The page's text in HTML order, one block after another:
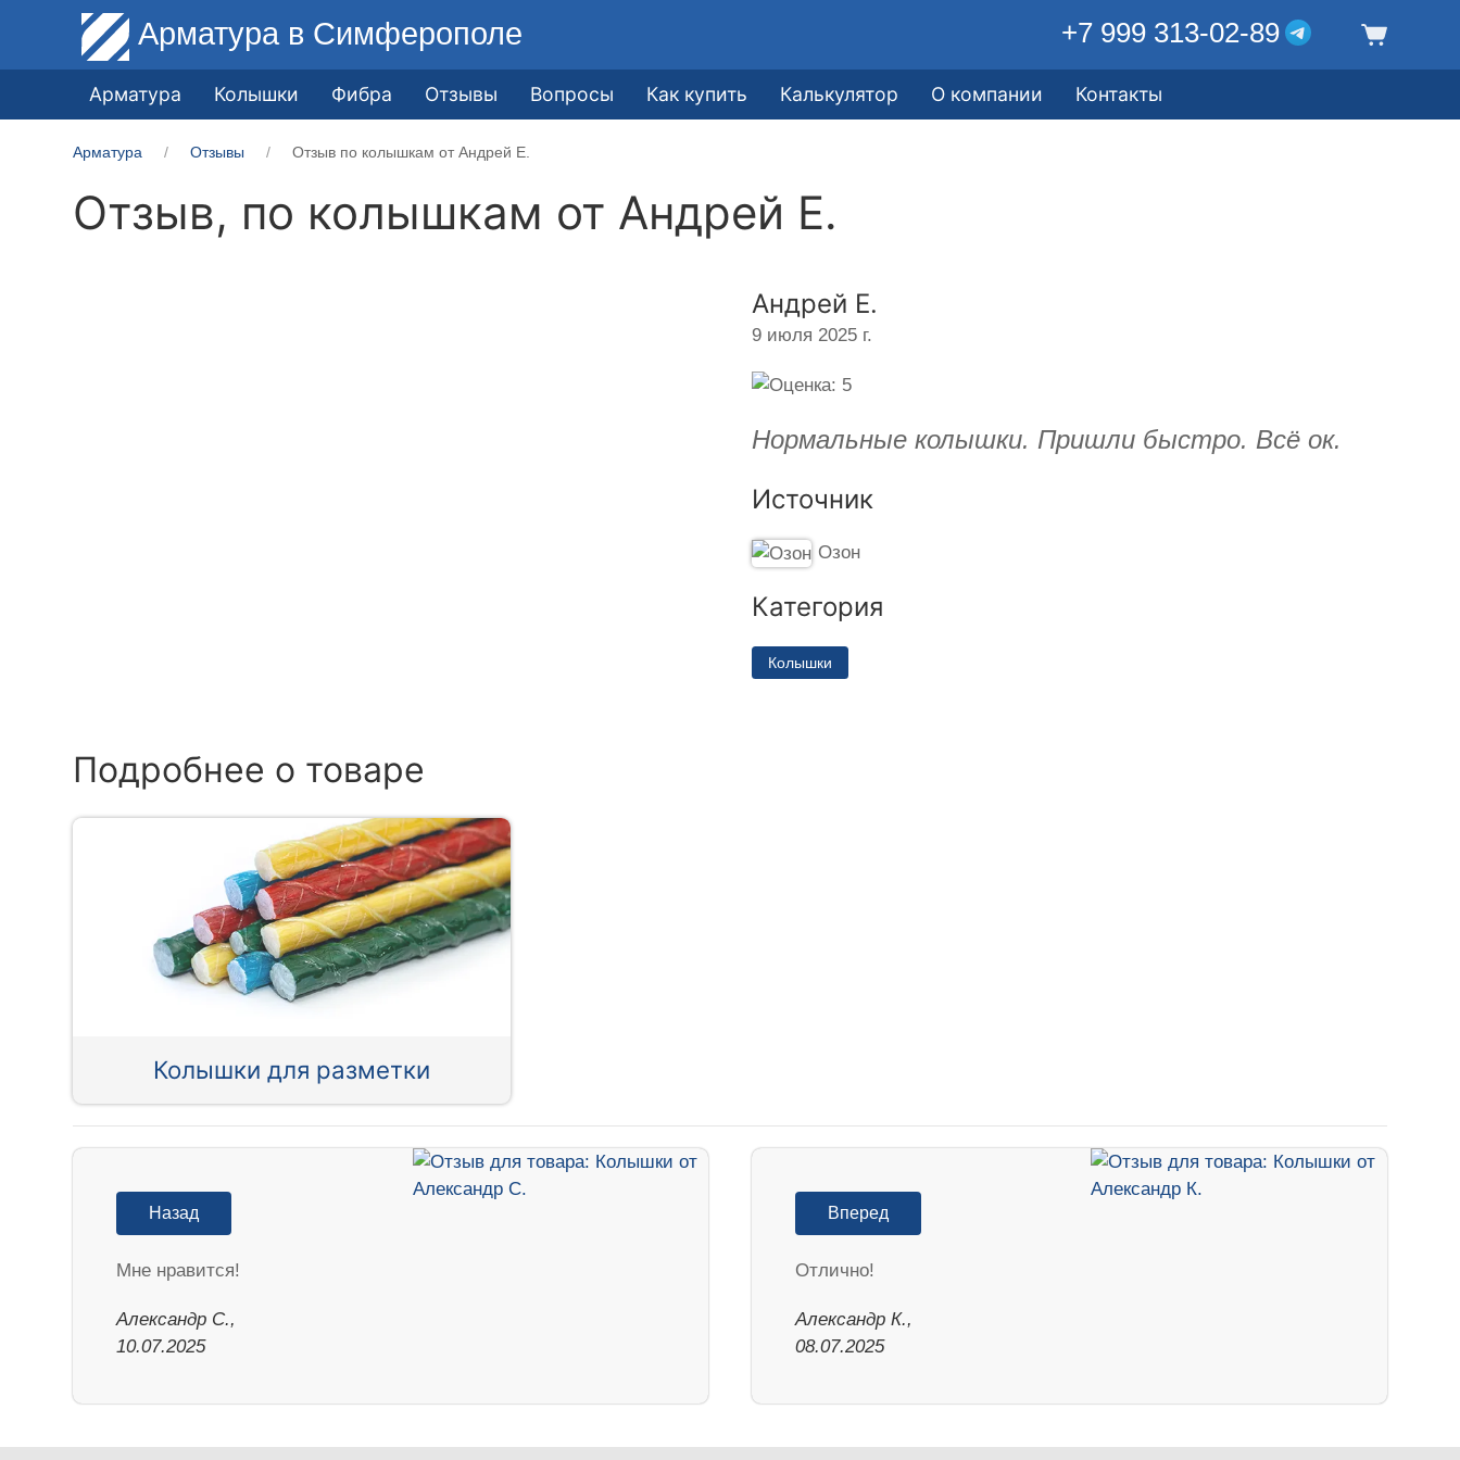
Арматура в Симферополе +7 999 313-02-89
Арматура Колышки Фибра Отзывы Вопросы Как купить Калькулятор О компании Контакты
Арматура Отзывы Отзыв по колышкам от Андрей Е.
Отзыв, по колышкам от Андрей Е.
Андрей Е.
9 июля 2025 г.
Нормальные колышки. Пришли быстро. Всё ок.
Источник
Озон
Категория
Колышки
Подробнее о товаре
Колышки для разметки
Назад
Мне нравится!
Александр С.,
10.07.2025
Вперед
Отлично!
Александр К.,
08.07.2025